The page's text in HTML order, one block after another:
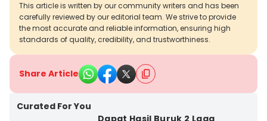
This article is written by our community writers and has been
carefully reviewed by our editorial team. We strive to provide
the most accurate and reliable information, ensuring high
standards of quality, credibility, and trustworthiness.
Share Article
Curated For You
Dapat Hasil Buruk 2 Laga